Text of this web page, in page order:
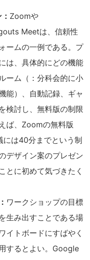
Zoomや
Meetは、信頼性
ームの一例である。プ
は、具体的にどの機能
ーム（：分科会的に小
能）、自動記録、ギャ
検討し、無料版の制限
ば、Zoomの無料版
には40分までという制
デザイン案のプレゼン
とに初めて気づきたく
ワークショップの目標
生み出すことである場
イトボードにすばやく
するとよい。Google